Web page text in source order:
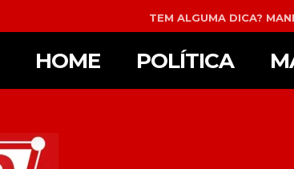
TEM ALGUMA DICA?
HOME POLÍTICA